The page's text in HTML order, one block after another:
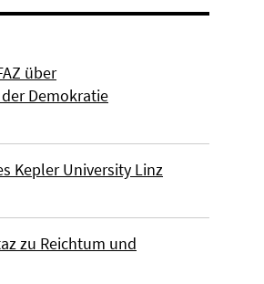
über
Demokratie
Kepler University Linz
zu Reichtum und